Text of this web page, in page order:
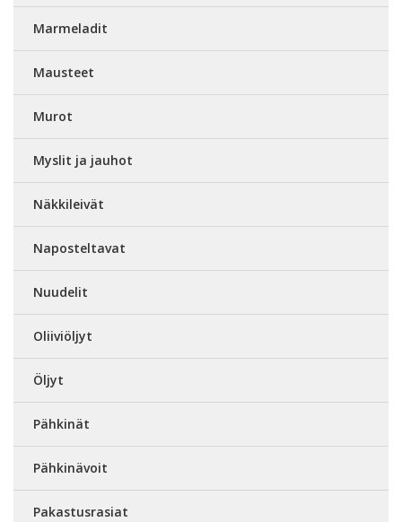
Marmeladit
Mausteet
Murot
Myslit ja jauhot
Näkkileivät
Naposteltavat
Nuudelit
Oliiviöljyt
Öljyt
Pähkinät
Pähkinävoit
Pakastusrasiat